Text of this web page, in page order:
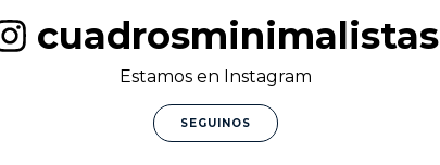
cuadrosminimalistas
Estamos en Instagram
SEGUINOS